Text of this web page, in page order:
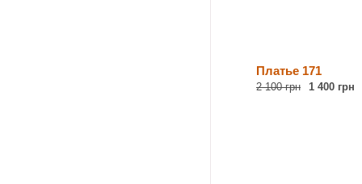
Платье 171
2 100 грн 1 400 грн